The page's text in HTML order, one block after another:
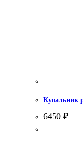
Купальник
6450 ₽